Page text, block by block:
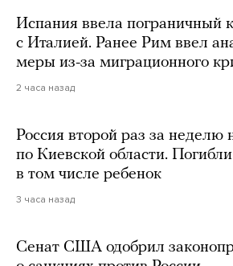
Испания ввела пограничный
с Италией. Ранее Рим ввел
меры из-за миграционного
2 часа назад
Россия второй раз за неделю
по Киевской области.
в том числе ребенок
3 часа назад
Сенат США одобрил